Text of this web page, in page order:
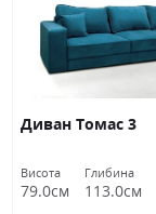
Диван Томас 3
Висота
79.0см
Глибина
113.0см